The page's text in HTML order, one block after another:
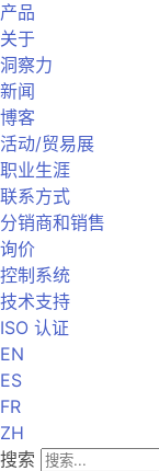
产品
关于
洞察力
新闻
博客
活动/贸易展
职业生涯
联系方式
分销商和销售
询价
控制系统
技术支持
ISO 认证
EN
ES
FR
ZH
搜索